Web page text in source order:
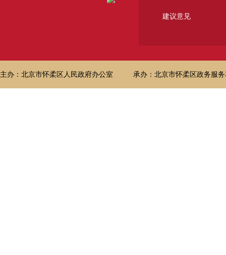
建议意见
主办：北京市怀柔区人民政府办公室 承办：北京市怀柔区政务服